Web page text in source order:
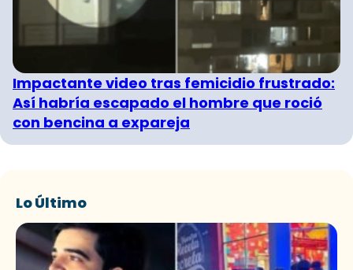
Impactante video tras femicidio frustrado:
Así habría escapado el hombre que roció
con bencina a expareja
Lo Último